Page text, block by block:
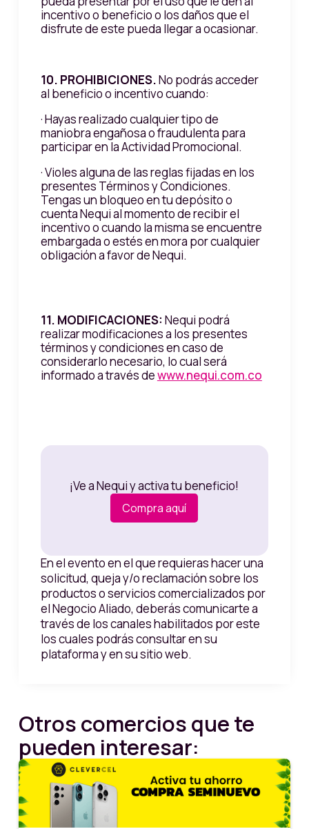
incentivo o beneficio o los daños que el
disfrute de este pueda llegar a ocasionar.
10. PROHIBICIONES.No podrás acceder
al beneficio o incentivo cuando:
· Hayas realizado cualquier tipo de
maniobra engañosa o fraudulenta para
participar en la Actividad Promocional.
· Violes alguna de las reglas fijadas en los
presentes Términos y Condiciones.
Tengas un bloqueo en tu depósito o
cuenta Nequi al momento de recibir el
incentivo o cuando la misma se encuentre
embargada o estés en mora por cualquier
obligación a favor de Nequi.
11. MODIFICACIONES: Nequi podrá
realizar modificaciones a los presentes
términos y condiciones en caso de
considerarlo necesario, lo cual será
informado a través dewww.nequi.com.co
¡Ve a Nequi y activa tu beneficio!
Compra aquí
En el evento en el que requieras hacer una
solicitud, queja y/o reclamación sobre los
productos o servicios comercializados por
el Negocio Aliado, deberás comunicarte a
través de los canales habilitados por este
los cuales podrás consultar en su
plataforma y en su sitio web.
Otros comercios que te
pueden interesar: